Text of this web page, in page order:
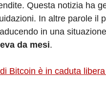
Questa notizia ha
In altre parole il
in una
da mesi.
Bitcoin è in caduta